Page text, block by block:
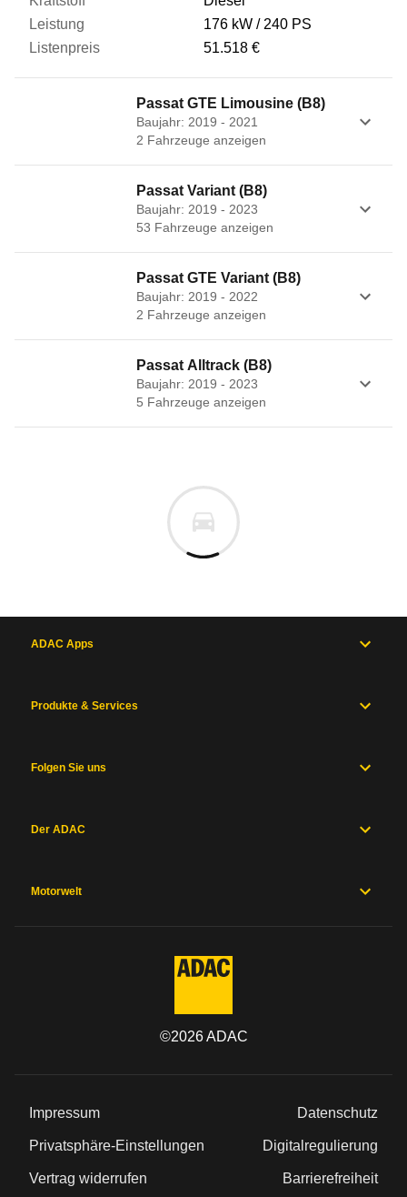
176 kW
240 PS
51.518 €
Passat GTE Limousine (B8)
Baujahr: 2019 - 2021
2 Fahrzeuge anzeigen
Passat Variant (B8)
Baujahr: 2019 - 2023
53 Fahrzeuge anzeigen
Passat GTE Variant (B8)
Baujahr: 2019 - 2022
2 Fahrzeuge anzeigen
Passat Alltrack (B8)
Baujahr: 2019 - 2023
5 Fahrzeuge anzeigen
ADAC Apps
Produkte & Services
Folgen Sie uns
Der ADAC
Motorwelt
©2026ADAC
Impressum Datenschutz
Privatsphäre-Einstellungen Digitalregulierung
Vertrag widerrufen Barrierefreiheit